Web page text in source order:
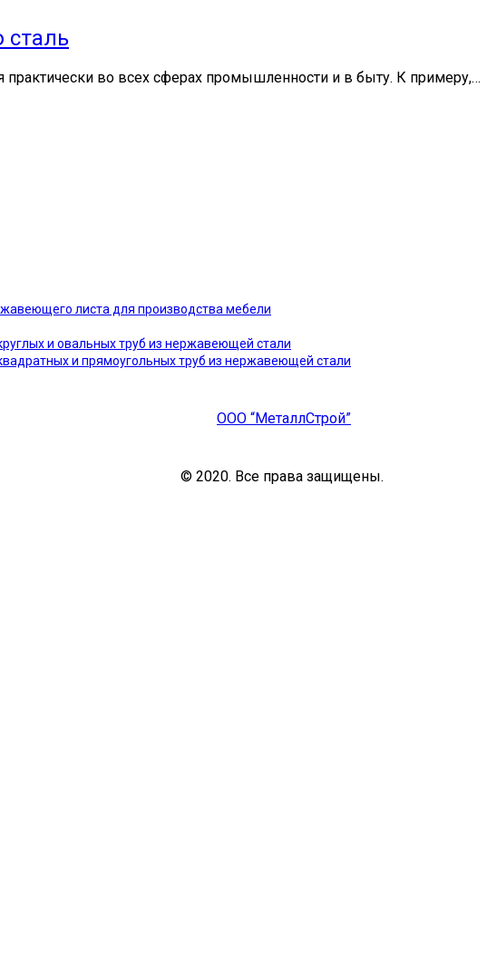
во всех сферах промышленности и в быту. К примеру,…
листа для производства мебели
и овальных труб из нержавеющей стали
и прямоугольных труб из нержавеющей стали
ООО “МеталлСтрой”
© 2020. Все права защищены.